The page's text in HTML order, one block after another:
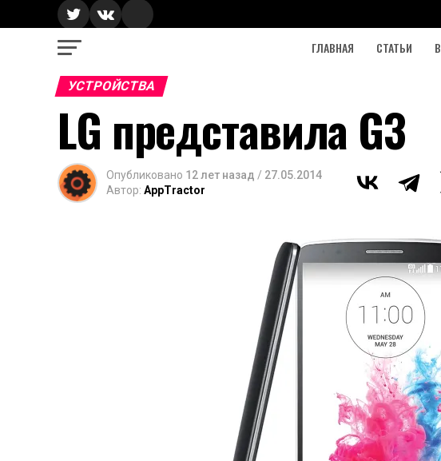
ГЛАВНАЯ СТАТЬИ
УСТРОЙСТВА
LG представила G3
Опубликовано 12 лет назад / 27.05.2014
Автор: AppTractor